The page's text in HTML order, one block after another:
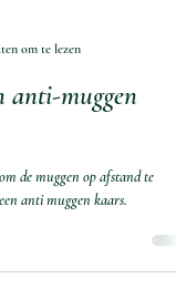
om te lezen
muggen